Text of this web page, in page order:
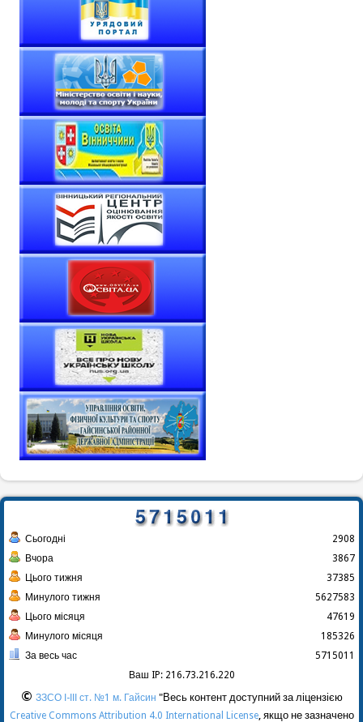
Сьогодні
Вчора
Цього тижня
Минулого тижня
Цього місяця
Минулого місяця
За весь час
2908
3867
37385
5627583
47619
185326
5715011
Ваш IP: 216.73.216.220
© ЗЗСО І-ІІІ ст. №1 м. Гайсин "Весь контент доступний за ліцензією
Creative Commons Attribution 4.0 International License, якщо не зазначено